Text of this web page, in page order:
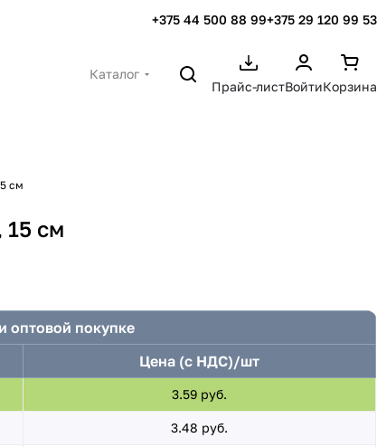
+375 44 500 88 99+375 29 120 99 53
Каталог
Прайс-листВойтиКорзина
см
см
оптовой покупке
Цена (с НДС)/шт
3.59 руб.
3.48 руб.